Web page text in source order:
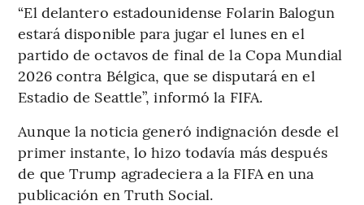
“El delantero estadounidense Folarin Balogun
estará disponible para jugar el lunes en el
partido de octavos de final de la Copa Mundial
2026 contra Bélgica, que se disputará en el
Estadio de Seattle”, informó la FIFA.
Aunque la noticia generó indignación desde el
primer instante, lo hizo todavía más después
de que Trump agradeciera a la FIFA en una
publicación en Truth Social.